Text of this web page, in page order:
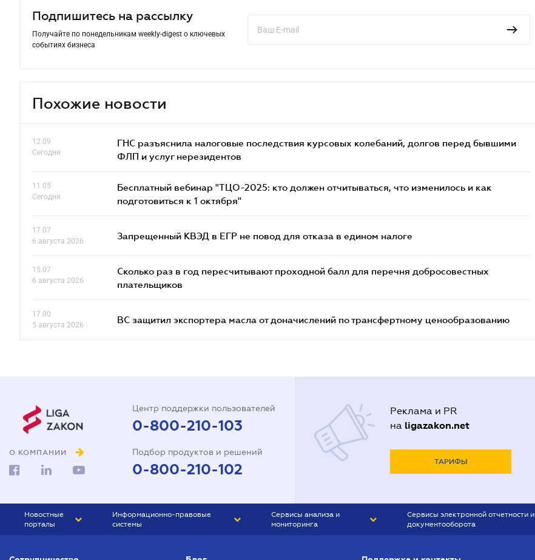
Подпишитесь на рассылку
Получайте по понедельникам weekly-digest о ключевых
событиях бизнеса
Похожие новости
12.09
Сегодня
ГНС разъяснила налоговые последствия курсовых колебаний, долгов перед бывшими
ФЛП и услуг нерезидентов
11.05
Сегодня
Бесплатный вебинар "ТЦО-2025: кто должен отчитываться, что изменилось и как
подготовиться к 1 октября"
17.07
6 августа 2026
Запрещенный КВЭД в ЕГР не повод для отказа в едином налоге
15.07
6 августа 2026
Сколько раз в год пересчитывают проходной балл для перечня добросовестных
плательщиков
17.00
5 августа 2026
ВС защитил экспортера масла от доначислений по трансфертному ценообразованию
О КОМПАНИИ
Центр поддержки пользователей
0-800-210-103
Подбор продуктов и решений
0-800-210-102
Реклама и PR
на ligazakon.net
ТАРИФЫ
Новостные
порталы
Информационно-правовые
системы
Сервисы анализа и
мониторинга
Сервисы электронной отчетности и
документооборота